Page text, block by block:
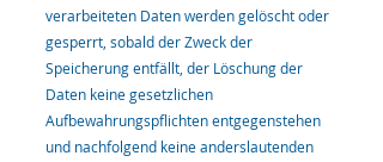
verarbeiteten Daten werden gelöscht oder
gesperrt, sobald der Zweck der
Speicherung entfällt, der Löschung der
Daten keine gesetzlichen
Aufbewahrungspflichten entgegenstehen
und nachfolgend keine anderslautenden